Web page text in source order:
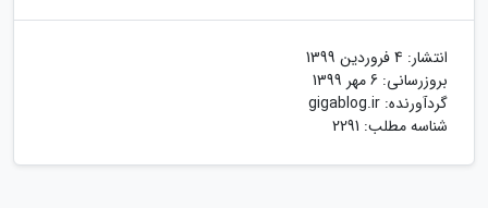
انتشار: 4 فروردین 1399
بروزرسانی: 6 مهر 1399
گردآورنده: gigablog.ir
شناسه مطلب: 2291